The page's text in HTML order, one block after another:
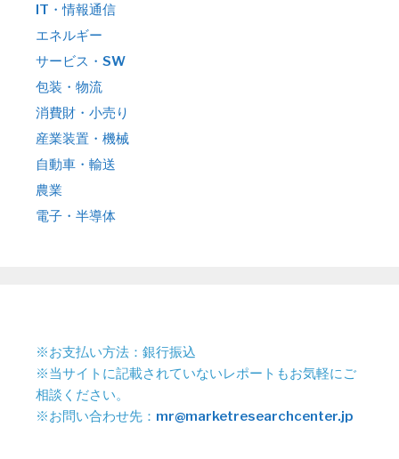
IT・情報通信
エネルギー
サービス・SW
包装・物流
消費財・小売り
産業装置・機械
自動車・輸送
農業
電子・半導体
※お支払い方法：銀行振込
※当サイトに記載されていないレポートもお気軽にご
相談ください。
※お問い合わせ先： mr@marketresearchcenter.jp